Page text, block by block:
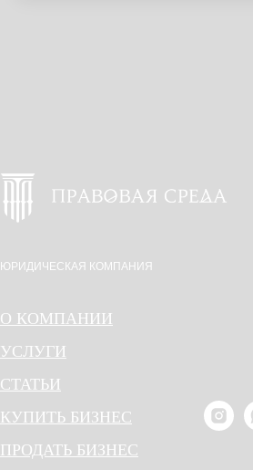
ЮРИДИЧЕСКАЯ КОМПАНИЯ
О КОМПАНИИ
УСЛУГИ
СТАТЬИ
КУПИТЬ БИЗНЕС
ПРОДАТЬ БИЗНЕС